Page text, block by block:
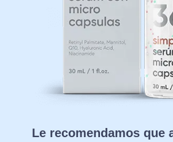
Le recomendamos que